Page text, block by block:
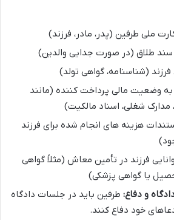
ملی طرفین (پدر، مادر، فرزند)
سند طلاق (در صورت جدایی والدین)
(شناسنامه، گواهی تولد)
به وضعیت مالی پرداخت کننده (مانند
شغلی، اسناد مالکیت)
هزینه های انجام شده برای فرزند
فرزند در تأمین معاش (مثلاً گواهی
یا گواهی پزشکی)
و دفاع: طرفین باید در جلسات دادگاه
خود دفاع کنند.